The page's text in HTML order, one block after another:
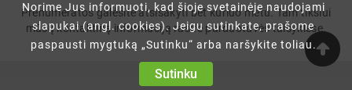
Norime Jus informuoti, kad šioje svetainėje naudojami
slapukai (angl. cookies). Jeigu sutinkate, prašome
paspausti mygtuką „Sutinku“ arba naršykite toliau.
Sutinku
Prenumeratos galėsite atsisakyti bet kuriuo metu. Tam tikslui
mūsų kontaktinę informaciją rasite parduotuvės taisyklėse.